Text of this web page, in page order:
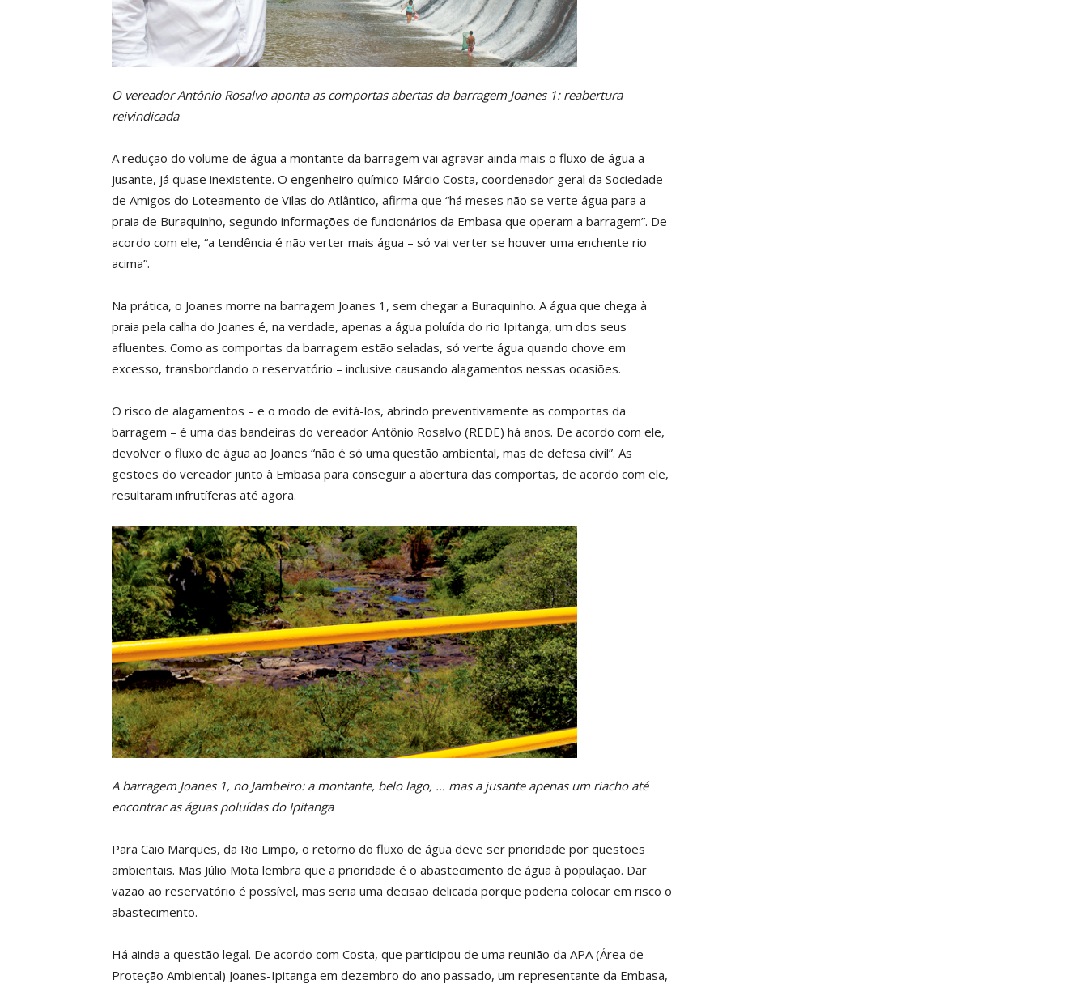
O vereador Antônio Rosalvo aponta as comportas abertas da barragem Joanes 1: reabertura
reivindicada
A redução do volume de água a montante da barragem vai agravar ainda mais o fluxo de água a
jusante, já quase inexistente. O engenheiro químico Márcio Costa, coordenador geral da Sociedade
de Amigos do Loteamento de Vilas do Atlântico, afirma que “há meses não se verte água para a
praia de Buraquinho, segundo informações de funcionários da Embasa que operam a barragem”. De
acordo com ele, “a tendência é não verter mais água – só vai verter se houver uma enchente rio
acima”.
Na prática, o Joanes morre na barragem Joanes 1, sem chegar a Buraquinho. A água que chega à
praia pela calha do Joanes é, na verdade, apenas a água poluída do rio Ipitanga, um dos seus
afluentes. Como as comportas da barragem estão seladas, só verte água quando chove em
excesso, transbordando o reservatório – inclusive causando alagamentos nessas ocasiões.
O risco de alagamentos – e o modo de evitá-los, abrindo preventivamente as comportas da
barragem – é uma das bandeiras do vereador Antônio Rosalvo (REDE) há anos. De acordo com ele,
devolver o fluxo de água ao Joanes “não é só uma questão ambiental, mas de defesa civil”. As
gestões do vereador junto à Embasa para conseguir a abertura das comportas, de acordo com ele,
resultaram infrutíferas até agora.
A barragem Joanes 1, no Jambeiro: a montante, belo lago, … mas a jusante apenas um riacho até
encontrar as águas poluídas do Ipitanga
Para Caio Marques, da Rio Limpo, o retorno do fluxo de água deve ser prioridade por questões
ambientais. Mas Júlio Mota lembra que a prioridade é o abastecimento de água à população. Dar
vazão ao reservatório é possível, mas seria uma decisão delicada porque poderia colocar em risco o
abastecimento.
Há ainda a questão legal. De acordo com Costa, que participou de uma reunião da APA (Área de
Proteção Ambiental) Joanes-Ipitanga em dezembro do ano passado, um representante da Embasa,